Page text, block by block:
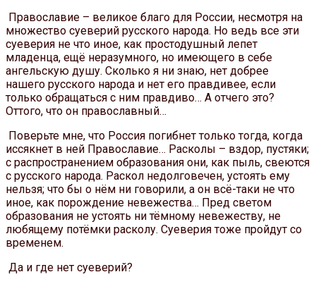
Православие – великое благо для России, несмотря на
множество суеверий русского народа. Но ведь все эти
суеверия не что иное, как простодушный лепет
младенца, ещё неразумного, но имеющего в себе
ангельскую душу. Сколько я ни знаю, нет добрее
нашего русского народа и нет его правдивее, если
только обращаться с ним правдиво… А отчего это?
Оттого, что он православный…
Поверьте мне, что Россия погибнет только тогда, когда
иссякнет в ней Православие… Расколы – вздор, пустяки;
с распространением образования они, как пыль, свеются
с русского народа. Раскол недолговечен, устоять ему
нельзя; что бы о нём ни говорили, а он всё-таки не что
иное, как порождение невежества… Пред светом
образования не устоять ни тёмному невежеству, не
любящему потёмки расколу. Суеверия тоже пройдут со
временем.
Да и где нет суеверий?